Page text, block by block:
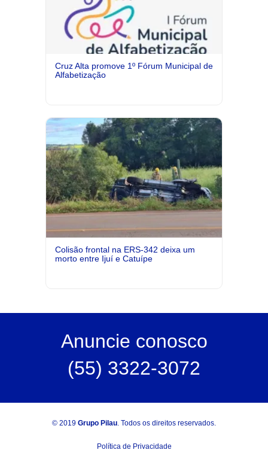
Cruz Alta promove 1º Fórum Municipal de
Alfabetização
Colisão frontal na ERS-342 deixa um
morto entre Ijuí e Catuípe
Anuncie conosco
(55) 3322-3072
© 2019 Grupo Pilau. Todos os direitos reservados.
Política de Privacidade